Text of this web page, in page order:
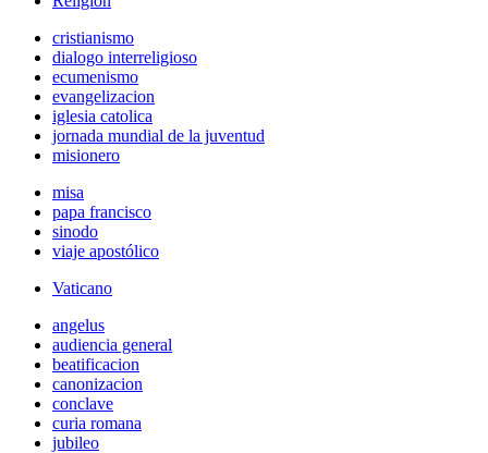
cristianismo
dialogo interreligioso
ecumenismo
evangelizacion
iglesia catolica
jornada mundial de la juventud
misionero
misa
papa francisco
sinodo
viaje apostólico
Vaticano
angelus
audiencia general
beatificacion
canonizacion
conclave
curia romana
jubileo